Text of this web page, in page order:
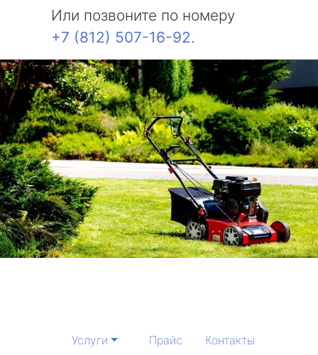
Или позвоните по номеру
+7 (812) 507-16-92.
Услуги Прайс Контакты